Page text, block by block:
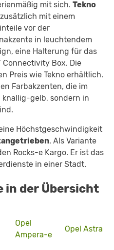
mit sich. Tekno
mit einem
vor der
in leuchtendem
eine Halterung für das
Connectivity Box. Die
Preis wie Tekno erhältlich.
Farbakzenten, die im
knallig-gelb, sondern in
Höchstgeschwindigkeit
. Als Variante
Rocks-e Kargo. Er ist das
in einer Stadt.
in der Übersicht
Opel
Ampera-e
Opel Astra